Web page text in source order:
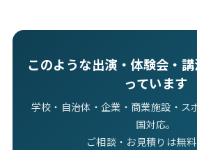
このような出演・体験会・
っています
学校・自治体・企業・商業施設・ス
国対応。
ご相談・お見積りは無料